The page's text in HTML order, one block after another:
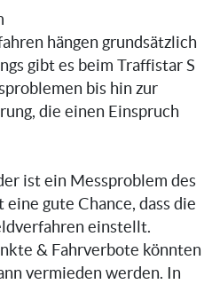
hängen grundsätzlich
gibt es beim Traffistar S
bis hin zur
die einen Einspruch
ist ein Messproblem des
gute Chance, dass die
einstellt.
& Fahrverbote könnten
vermieden werden. In